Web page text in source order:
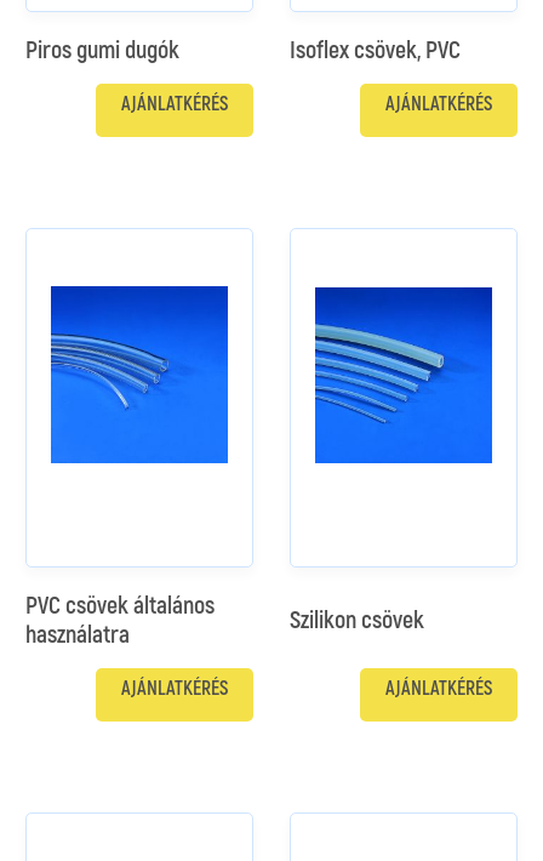
Piros gumi dugók
AJÁNLATKÉRÉS
Isoflex csövek, PVC
AJÁNLATKÉRÉS
PVC csövek általános
használatra
AJÁNLATKÉRÉS
Szilikon csövek
AJÁNLATKÉRÉS